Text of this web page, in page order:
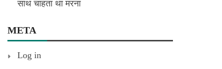
साथ चाहता था मरना
META
Log in